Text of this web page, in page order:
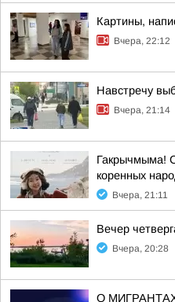
Картины,
Вчера, 22:12
Навстречу
Вчера, 21:14
Гакрычмыма!
коренных
Вчера, 21:11
Вечер
Вчера, 20:28
О МИГРАНТАХ